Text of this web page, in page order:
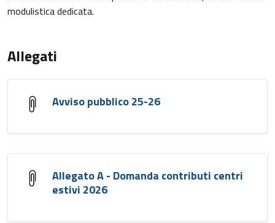
modulistica dedicata.
Allegati
Avviso pubblico 25-26
Allegato A - Domanda contributi centri
estivi 2026